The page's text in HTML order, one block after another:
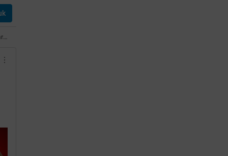
Alarm Bawah Sadar, Bangun Tidur On Time Tanpa Alarm dari Sekarang